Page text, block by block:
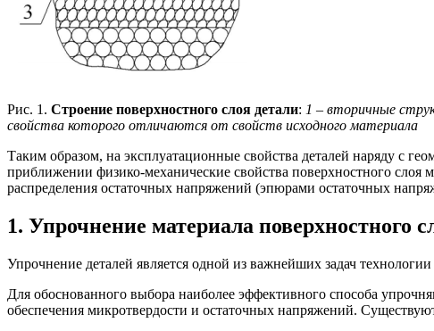
Рис. 1. Строение поверхностного слоя детали: 1 – вторичные
свойства которого отличаются от свойств исходного материала
Таким образом, на эксплуатационные свойства деталей наряду с
приближении физико-механические свойства поверхностного слоя
распределения остаточных напряжений (эпюрами остаточных
1. Упрочнение материала поверхностного
Упрочнение деталей является одной из важнейших задач
Для обоснованного выбора наиболее эффективного способа
обеспечения микротвердости и остаточных напряжений.